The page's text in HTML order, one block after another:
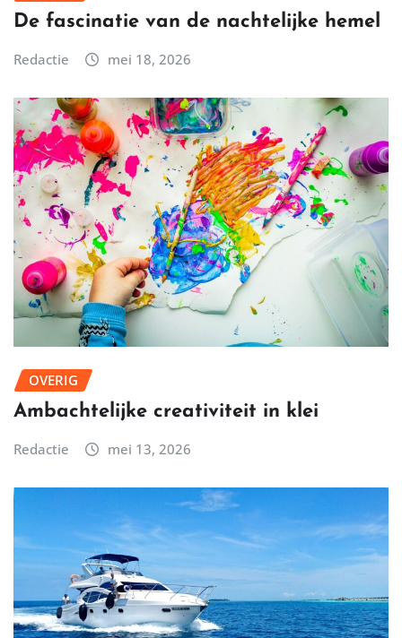
De fascinatie van de nachtelijke hemel
Redactie mei 18, 2026
OVERIG
Ambachtelijke creativiteit in klei
Redactie mei 13, 2026